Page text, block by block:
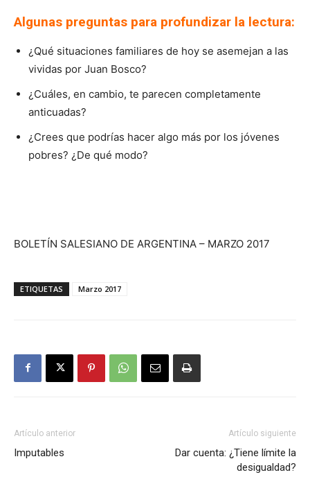
Algunas preguntas para profundizar la lectura:
¿Qué situaciones familiares de hoy se asemejan a las
vividas por Juan Bosco?
¿Cuáles, en cambio, te parecen completamente
anticuadas?
¿Crees que podrías hacer algo más por los jóvenes
pobres? ¿De qué modo?
BOLETÍN SALESIANO DE ARGENTINA – MARZO 2017
ETIQUETAS Marzo 2017
Artículo anterior
Imputables
Artículo siguiente
Dar cuenta: ¿Tiene límite la
desigualdad?